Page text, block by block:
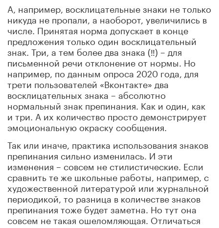
А, например, восклицательные знаки не только
никуда не пропали, а наоборот, увеличились в
числе. Принятая норма допускает в конце
предложения только один восклицательный
знак. Три, а тем более два знака (‼️) – для
письменной речи отклонение от нормы. Но
например, по данным опроса 2020 года, для
трети пользователей «Вконтакте» два
восклицательных знака – абсолютно
нормальный знак препинания. Как и один, как
и три. А их количество просто демонстрирует
эмоциональную окраску сообщения.
Так или иначе, практика использования знаков
препинания сильно изменилась. И эти
изменения – совсем не стилистические. Если
сравнить те же школьные работы, например, с
художественной литературой или журнальной
периодикой, то разница в количестве знаков
препинания тоже будет заметна. Но тут она
совсем не такая ошеломляющая. Отличаться